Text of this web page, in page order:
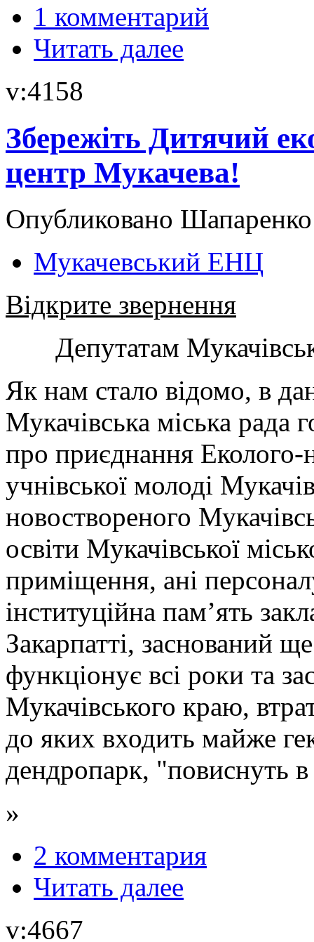
1 комментарий
Читать далее
v:4158
Збережіть Дитячий
центр Мукачева!
Опубликовано
Мукачевський ЕНЦ
Відкрите звернення
Депутатам
Як нам стало відомо, в
Мукачівська міська рада
про приєднання Еколого-
учнівської молоді
новоствореного
освіти Мукачівської
приміщення, ані
інституційна пам’ять
Закарпатті, заснований
функціонує всі роки та
Мукачівського краю,
до яких входить майже
дендропарк, "повиснуть
»
2 комментария
Читать далее
v:4667